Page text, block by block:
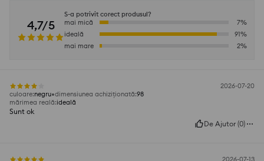
4,7/5
S-a potrivit corect produsul?
mai mică
7%
ideală
91%
mai mare
2%
2026-07-20
culoare:negru dimensiunea achiziționată:98
mărimea reală:ideală
Sunt ok
De Ajutor (0)